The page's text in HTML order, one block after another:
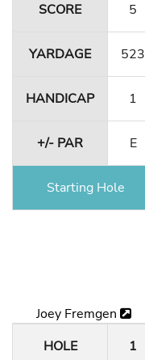
SCORE 5
YARDAGE 523
HANDICAP 1
+/- PAR E
Starting Hole
Joey Fremgen
HOLE
1